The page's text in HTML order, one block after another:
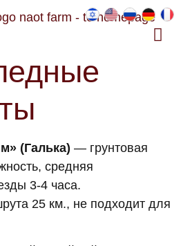
(Галька) — грунтовая
средняя
3-4 часа.
25 км., не подходит для